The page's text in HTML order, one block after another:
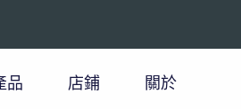
品 店鋪 關於